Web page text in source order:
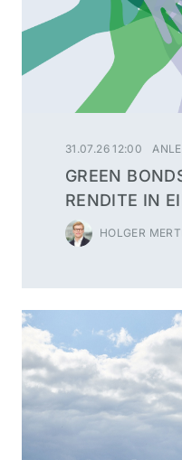
31.07.26 12:00
GREEN
RENDITE IN
HOLGER